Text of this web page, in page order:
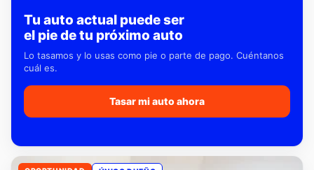
Tu auto actual puede ser
el pie de tu próximo auto
Lo tasamos y lo usas como pie o parte de pago. Cuéntanos